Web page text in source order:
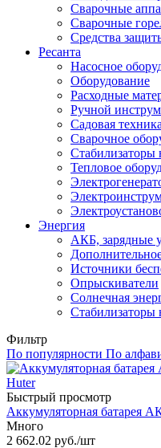
Сварочные
Сварочные
Средства
Ресанта
Насосное
Оборудование
Расходные
Ручной
Садовая техника
Сварочное
Стабилизаторы
Тепловое
Энергия
АКБ, зарядные
Источники
Опрыскиватели
Солнечная
Стабилизаторы
Фильтр
По популярности По
Быстрый просмотр
Аккумуляторная батарея
Много
2 662.02 руб./шт